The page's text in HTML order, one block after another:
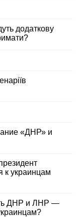
додаткову
«ДНР» и
к украинцам
ДНР и ЛНР —